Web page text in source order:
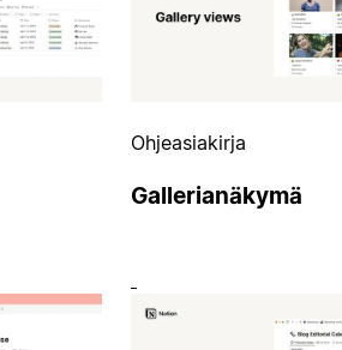
Ohjeasiakirja
Gallerianäkymä